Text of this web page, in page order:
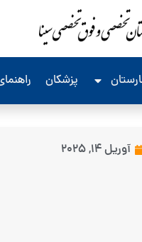
پزشکان
آوریل 14, 2025